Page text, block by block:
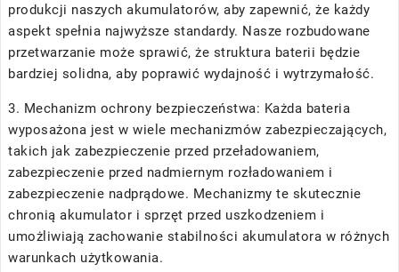
produkcji naszych akumulatorów, aby zapewnić, że każdy
aspekt spełnia najwyższe standardy. Nasze rozbudowane
przetwarzanie może sprawić, że struktura baterii będzie
bardziej solidna, aby poprawić wydajność i wytrzymałość.
3. Mechanizm ochrony bezpieczeństwa: Każda bateria
wyposażona jest w wiele mechanizmów zabezpieczających,
takich jak zabezpieczenie przed przeładowaniem,
zabezpieczenie przed nadmiernym rozładowaniem i
zabezpieczenie nadprądowe. Mechanizmy te skutecznie
chronią akumulator i sprzęt przed uszkodzeniem i
umożliwiają zachowanie stabilności akumulatora w różnych
warunkach użytkowania.